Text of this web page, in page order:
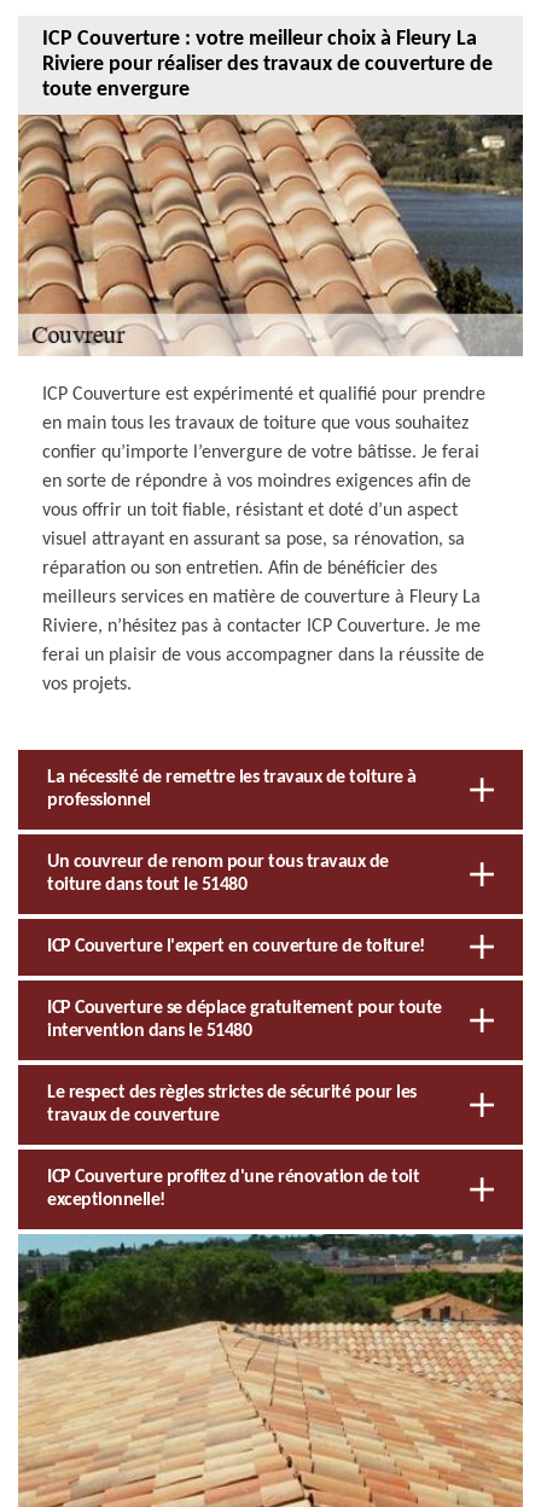
ICP Couverture : votre meilleur choix à Fleury La
Riviere pour réaliser des travaux de couverture de
toute envergure
ICP Couverture est expérimenté et qualifié pour prendre
en main tous les travaux de toiture que vous souhaitez
confier qu’importe l’envergure de votre bâtisse. Je ferai
en sorte de répondre à vos moindres exigences afin de
vous offrir un toit fiable, résistant et doté d’un aspect
visuel attrayant en assurant sa pose, sa rénovation, sa
réparation ou son entretien. Afin de bénéficier des
meilleurs services en matière de couverture à Fleury La
Riviere, n’hésitez pas à contacter ICP Couverture. Je me
ferai un plaisir de vous accompagner dans la réussite de
vos projets.
La nécessité de remettre les travaux de toiture à
professionnel
Un couvreur de renom pour tous travaux de
toiture dans tout le 51480
ICP Couverture l'expert en couverture de toiture!
ICP Couverture se déplace gratuitement pour toute
intervention dans le 51480
Le respect des règles strictes de sécurité pour les
travaux de couverture
ICP Couverture profitez d'une rénovation de toit
exceptionnelle!